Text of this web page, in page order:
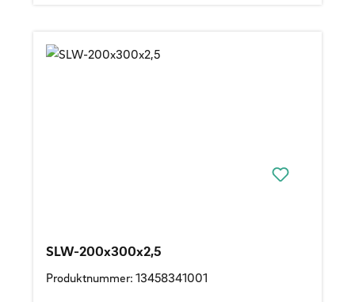
SLW-200x300x2,5
Produktnummer: 13458341001